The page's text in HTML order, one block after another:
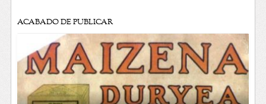
ACABADO DE PUBLICAR